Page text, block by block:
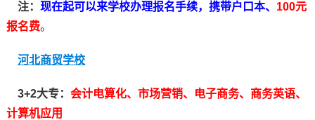
注： 现在起可以来学校办理报名手续，携带户口本、 100元
报名费。
河北商贸学校
3+2大专： 会计电算化、市场营销、电子商务、商务英语、
计算机应用